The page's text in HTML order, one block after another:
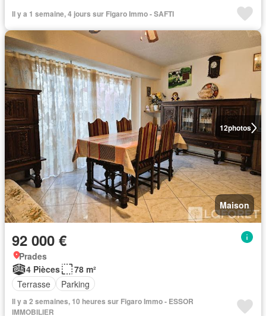
Il y a 1 semaine, 4 jours sur Figaro Immo - SAFTI
12photos
Maison
92 000 €
Prades
4 Pièces
78 m²
Terrasse
Parking
Il y a 2 semaines, 10 heures sur Figaro Immo - ESSOR
IMMOBILIER